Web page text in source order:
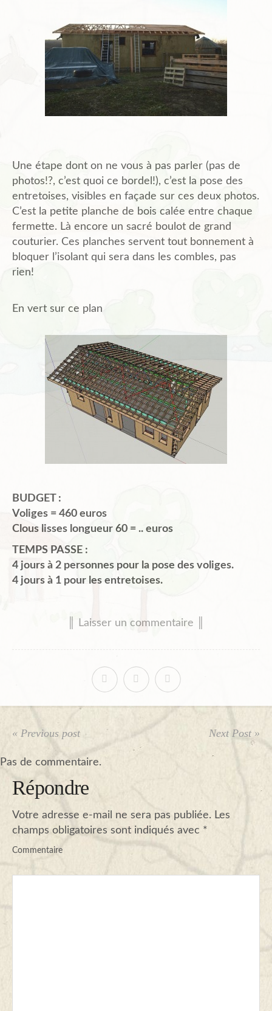
Une étape dont on ne vous à pas parler (pas de
photos!?, c’est quoi ce bordel!), c’est la pose des
entretoises, visibles en façade sur ces deux photos.
C’est la petite planche de bois calée entre chaque
fermette. Là encore un sacré boulot de grand
couturier. Ces planches servent tout bonnement à
bloquer l’isolant qui sera dans les combles, pas
rien!
En vert sur ce plan
BUDGET :
Voliges = 460 euros
Clous lisses longueur 60 = .. euros
TEMPS PASSE :
4 jours à 2 personnes pour la pose des voliges.
4 jours à 1 pour les entretoises.
║ Laisser un commentaire ║
« Previous post Next Post »
Pas de commentaire.
Répondre
Votre adresse e-mail ne sera pas publiée. Les
champs obligatoires sont indiqués avec *
Commentaire